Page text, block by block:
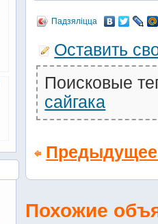
Падзяліцца
Оставить
Поисковые
сайгака
Похожие